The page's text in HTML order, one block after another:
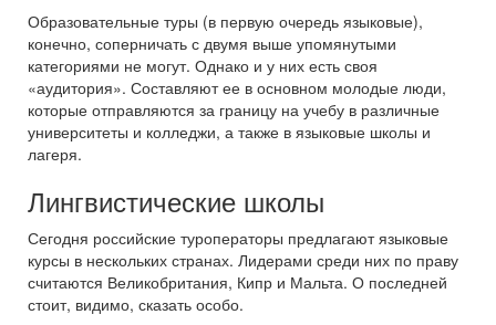
Образовательные туры (в первую очередь языковые),
конечно, соперничать с двумя выше упомянутыми
категориями не могут. Однако и у них есть своя
«аудитория». Составляют ее в основном молодые люди,
которые отправляются за границу на учебу в различные
университеты и колледжи, а также в языковые школы и
лагеря.
Лингвистические школы
Сегодня российские туроператоры предлагают языковые
курсы в нескольких странах. Лидерами среди них по праву
считаются Великобритания, Кипр и Мальта. О последней
стоит, видимо, сказать особо.